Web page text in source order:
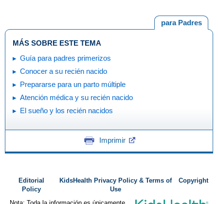
para Padres
MÁS SOBRE ESTE TEMA
Guía para padres primerizos
Conocer a su recién nacido
Prepararse para un parto múltiple
Atención médica y su recién nacido
El sueño y los recién nacidos
Imprimir
Editorial
Policy
KidsHealth Privacy Policy & Terms of
Use
Copyright